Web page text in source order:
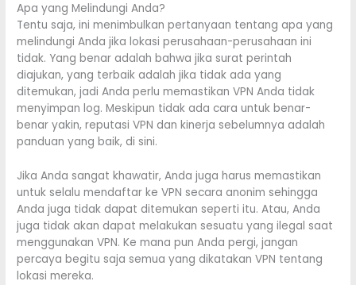
Apa yang Melindungi Anda?
Tentu saja, ini menimbulkan pertanyaan tentang apa yang
melindungi Anda jika lokasi perusahaan-perusahaan ini
tidak. Yang benar adalah bahwa jika surat perintah
diajukan, yang terbaik adalah jika tidak ada yang
ditemukan, jadi Anda perlu memastikan VPN Anda tidak
menyimpan log. Meskipun tidak ada cara untuk benar-
benar yakin, reputasi VPN dan kinerja sebelumnya adalah
panduan yang baik, di sini.
Jika Anda sangat khawatir, Anda juga harus memastikan
untuk selalu mendaftar ke VPN secara anonim sehingga
Anda juga tidak dapat ditemukan seperti itu. Atau, Anda
juga tidak akan dapat melakukan sesuatu yang ilegal saat
menggunakan VPN. Ke mana pun Anda pergi, jangan
percaya begitu saja semua yang dikatakan VPN tentang
lokasi mereka.